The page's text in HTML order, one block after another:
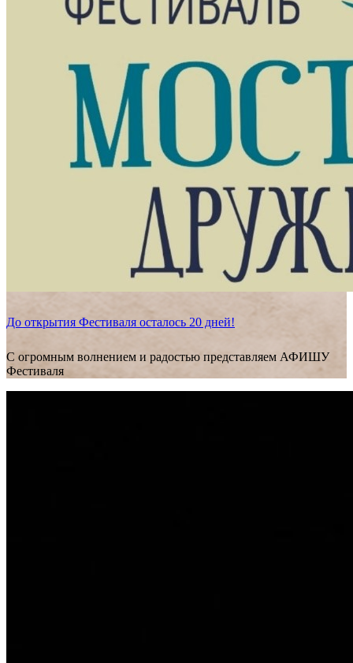
До открытия Фестиваля осталось 20 дней!
С огромным волнением и радостью представляем АФИШУ
Фестиваля